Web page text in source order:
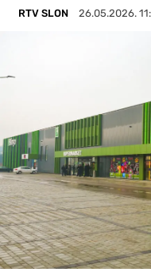
RTV SLON 26.05.2026.